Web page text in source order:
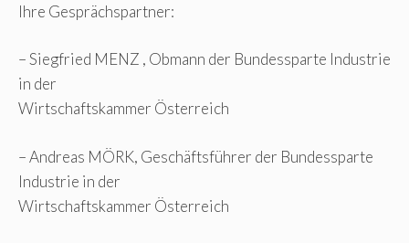
Ihre Gesprächspartner:
– Siegfried MENZ , Obmann der Bundessparte Industrie
in der
Wirtschaftskammer Österreich
– Andreas MÖRK, Geschäftsführer der Bundessparte
Industrie in der
Wirtschaftskammer Österreich